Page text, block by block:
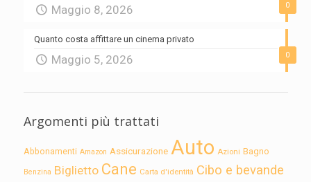
0
Maggio 8, 2026
0
Quanto costa affittare un cinema privato
Maggio 5, 2026
Argomenti più trattati
Abbonamenti Amazon Assicurazione Auto Azioni Bagno
Benzina Biglietto Cane Carta d'identità Cibo e bevande